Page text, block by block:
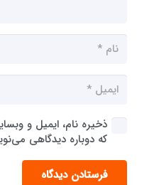
ذخیره نام، ایمیل و
که دوباره دیدگاهی
فرستادن دیدگاه